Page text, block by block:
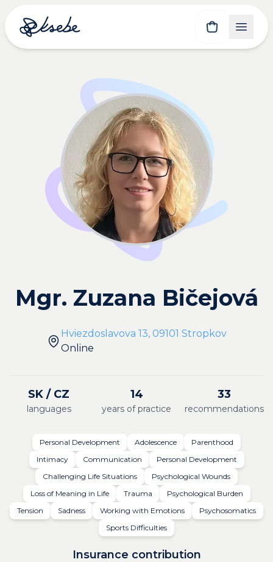
Mgr. Zuzana Bičejová
Hviezdoslavova 13, 09101 Stropkov
Online
SK / CZ
languages
14
years of practice
33
recommendations
Personal Development Adolescence
Parenthood
Intimacy
Communication
Personal Development
Challenging Life Situations
Psychological Wounds
Loss of Meaning in Life
Trauma
Psychological Burden
Tension
Sadness Working with Emotions
Psychosomatics
Sports Difficulties
Insurance contribution